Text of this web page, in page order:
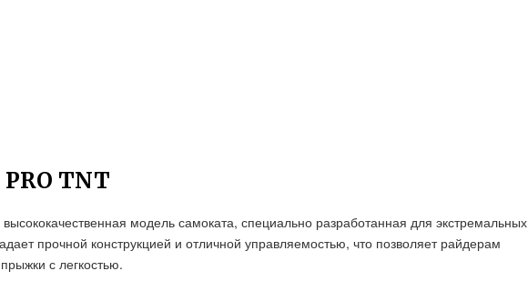
TNT
модель самоката, специально разработанная для экстремальных
прочной конструкцией и отличной управляемостью, что позволяет райдерам
с легкостью.